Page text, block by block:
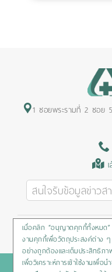
1 ซอยพระรามที่ 2 ซอย
Privacy Policy/
Copyright © 2020
เมื่อคลิก “อนุญาตคุกกี้ทั้งหมด”
งานคุกกี้เพื่อวัตถุประสงค์ต่าง ๆ
อย่างถูกต้องและเต็มประสิทธิภ
เพื่อวิเคราะห์การเข้าใช้งานเพื่